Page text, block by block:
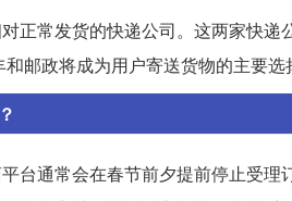
正常发货的快递公司。这两家快
邮政将成为用户寄送货物的主要选
台通常会在春节前夕提前停止受理